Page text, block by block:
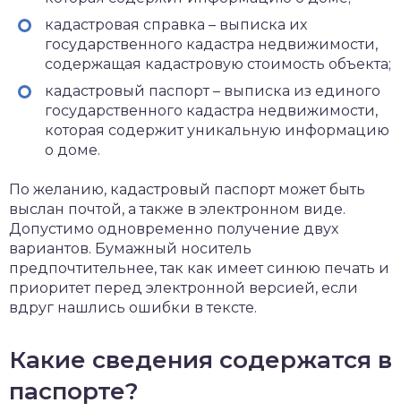
кадастровая справка – выписка их
государственного кадастра недвижимости,
содержащая кадастровую стоимость объекта;
кадастровый паспорт – выписка из единого
государственного кадастра недвижимости,
которая содержит уникальную информацию
о доме.
По желанию, кадастровый паспорт может быть
выслан почтой, а также в электронном виде.
Допустимо одновременно получение двух
вариантов. Бумажный носитель
предпочтительнее, так как имеет синюю печать и
приоритет перед электронной версией, если
вдруг нашлись ошибки в тексте.
Какие сведения содержатся в
паспорте?